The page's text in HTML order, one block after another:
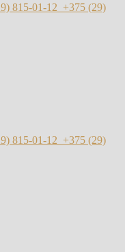
815-01-12 +375 (29)
815-01-12 +375 (29)